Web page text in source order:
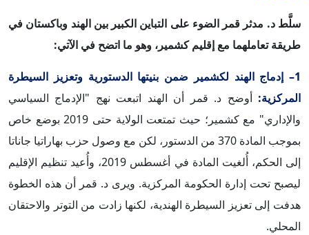
سلَّط د. مدثر قمر الضوء على التباين الكبير بين الهند وباكستان في
طريقة تعاملهما مع إقليم كشمير، وهو ما اتضح في الآتي:
1– إدماج الهند لكشمير ضمن بنيتها الدستورية وتعزيز السيطرة
المركزية:أوضح د. قمر أن الهند اتبعت نهج "الإدماج السياسي
والإداري" مع كشمير؛ حيث تمتعت الولاية حتى 2019 بوضع خاص
بموجب المادة 370 من الدستور، لكن مع وصول حزب بهاراتيا جاناتا
إلى الحكم، أُلغيت المادة في أغسطس 2019، وأُعيد تنظيم الإقليم
ليصبح تحت إدارة الحكومة المركزية. ويرى د. قمر أن هذه الخطوة
هدفت إلى تعزيز السيطرة الهندية، لكنها زادت من التوتر والاحتقان
المحلي.